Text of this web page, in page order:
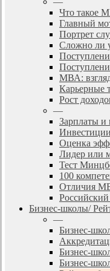
Что такое
Главный
Портрет
Сложно ли
МВА:
Карьерные
Рост
—
Зарплаты и
Оценка
Лидер или
Тест
100
Отличия
Бизнес-школы/
—
Бизнес-
Бизнес-
Бизнес-